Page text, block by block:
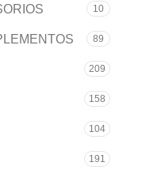
10
89
209
158
104
191